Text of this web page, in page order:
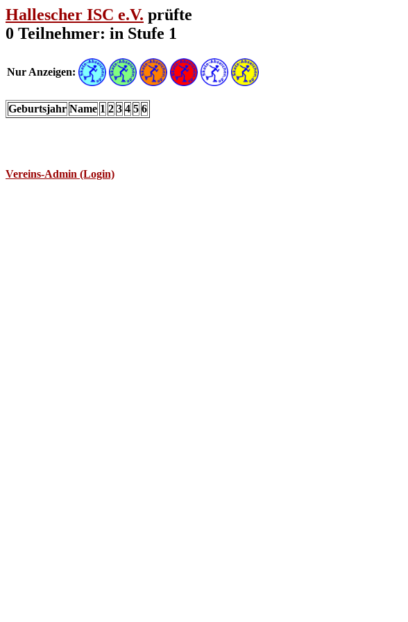
Hallescher ISC e.V. prüfte
0 Teilnehmer: in Stufe 1
Nur Anzeigen:
Geburtsjahr Name 1 2 3 4 5 6
Vereins-Admin (Login)